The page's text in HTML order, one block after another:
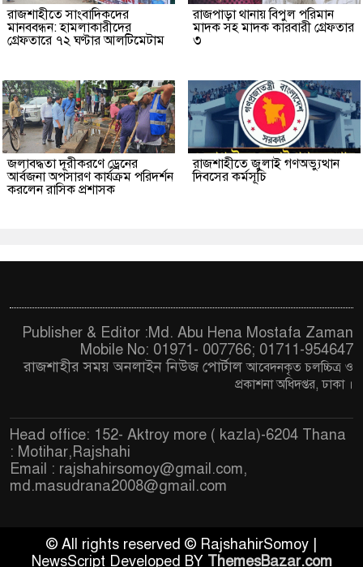
রাজশাহীতে সাংবাদিকদের
মানববন্ধন: হামলাকারীদের
গ্রেফতারে ৭২ ঘণ্টার আলটিমেটাম
রাজপাড়া থানায় বিপুল পরিমান
মাদক সহ মাদক কারবারী গ্রেফতার
৩
জলাবদ্ধতা দূরীকরণে ড্রেনের
আর্বজনা অপসারণ কার্যক্রম পরিদর্শন
করলেন রাসিক প্রশাসক
রাজশাহীতে জুলাই গণঅভ্যুত্থান
দিবসের কর্মসূচি
Publisher & Editor :Md. Abu Hena Mostafa Zaman
Mobile No: 01971- 007766; 01711-954647
রাজশাহীর সময় অনলাইন নিউজ পোর্টালআবেদনকৃত চলচ্চিত্র ও
প্রকাশনা অধিদপ্তর, ঢাকা ।
Head office: 152- Aktroy more ( kazla)-6204 Thana
: Motihar,Rajshahi
Email : rajshahirsomoy@gmail.com,
md.masudrana2008@gmail.com
© All rights reserved © RajshahirSomoy |
NewsScript Developed BY ThemesBazar.com